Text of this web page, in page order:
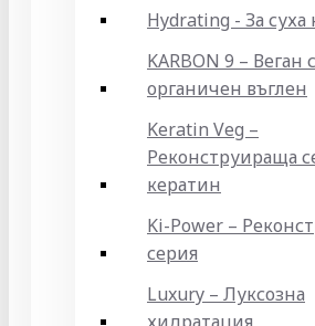
Hydrating - За суха
KARBON 9 – Веган
органичен въглен
Keratin Veg –
Реконструираща
кератин
Ki-Power –
серия
Luxury – Луксозна